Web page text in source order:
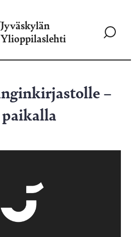
Jyväskylän
Ylioppilaslehti
Siirry
–